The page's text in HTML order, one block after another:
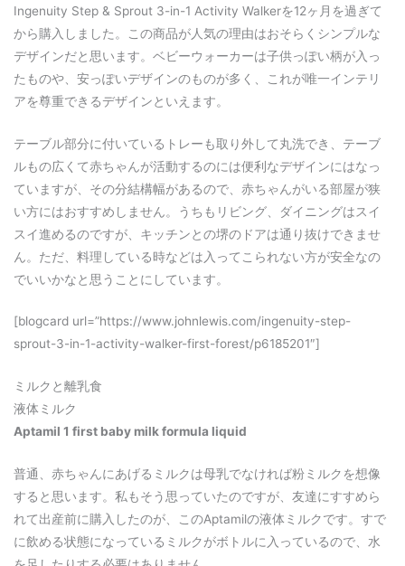
Ingenuity Step & Sprout 3-in-1 Activity Walkerを12ヶ月を過ぎて
から購入しました。この商品が人気の理由はおそらくシンプルな
デザインだと思います。ベビーウォーカーは子供っぽい柄が入っ
たものや、安っぽいデザインのものが多く、これが唯一インテリ
アを尊重できるデザインといえます。
テーブル部分に付いているトレーも取り外して丸洗でき、テーブ
ルもの広くて赤ちゃんが活動するのには便利なデザインにはなっ
ていますが、その分結構幅があるので、赤ちゃんがいる部屋が狭
い方にはおすすめしません。うちもリビング、ダイニングはスイ
スイ進めるのですが、キッチンとの堺のドアは通り抜けできませ
ん。ただ、料理している時などは入ってこられない方が安全なの
でいいかなと思うことにしています。
[blogcard url=”https://www.johnlewis.com/ingenuity-step-
sprout-3-in-1-activity-walker-first-forest/p6185201″]
ミルクと離乳食
液体ミルク
Aptamil 1 first baby milk formula liquid
普通、赤ちゃんにあげるミルクは母乳でなければ粉ミルクを想像
すると思います。私もそう思っていたのですが、友達にすすめら
れて出産前に購入したのが、このAptamilの液体ミルクです。すで
に飲める状態になっているミルクがボトルに入っているので、水